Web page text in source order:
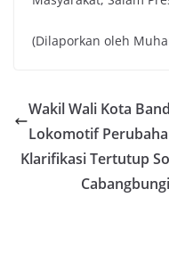
(Dilaporkan oleh
Wakil Wali Kota
Lokomotif
Klarifikasi Tertutup